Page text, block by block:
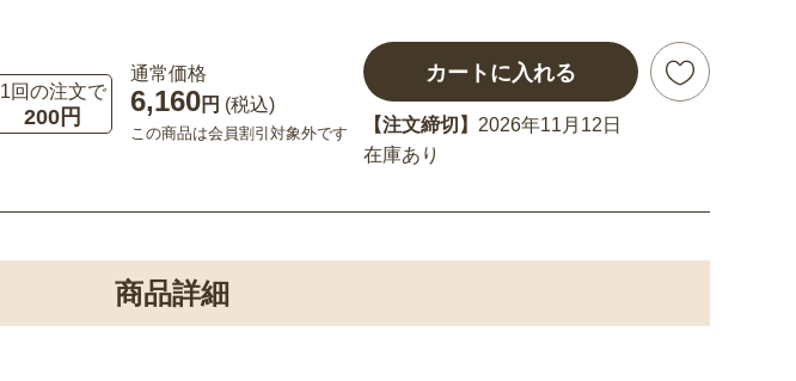
1回の注文で
200円
通常価格
6,160円 (税込)
この商品は会員割引対象外です
カートに入れる
【注文締切】 2026年11月12日
在庫あり
商品詳細